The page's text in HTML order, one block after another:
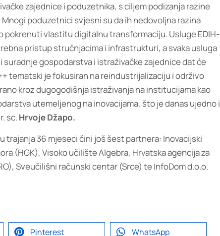
zajednice i poduzetnika, s ciljem podizanja razine
poduzetnici svjesni su da ih nedovoljna razina
pokrenuti vlastitu digitalnu transformaciju. Usluge EDIH-
pristup stručnjacima i infrastrukturi, a svaka usluga
gospodarstva i istraživačke zajednice dat će
tematski je fokusiran na reindustrijalizaciju i održivo
kroz dugogodišnja istraživanja na institucijama kao
utemeljenog na inovacijama, što je danas ujedno i
sc. Hrvoje Džapo.
trajanja 36 mjeseci čini još šest partnera: Inovacijski
(HGK), Visoko učilište Algebra, Hrvatska agencija za
Sveučilišni računski centar (Srce) te InfoDom d.o.o.
Pinterest WhatsApp